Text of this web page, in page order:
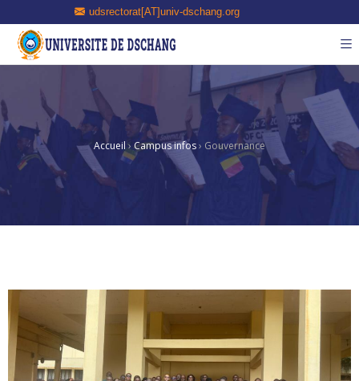
udsrectorat[AT]univ-dschang.org
Accueil› Campus infos› Gouvernance